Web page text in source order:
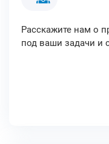
Расскажите нам о
под ваши задачи и